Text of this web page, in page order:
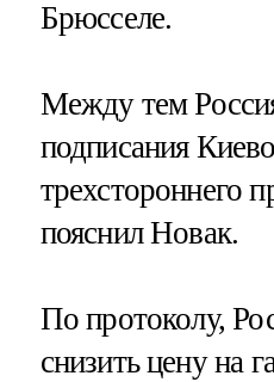
Брюсселе.
Между тем
подписания
трехстороннего
пояснил Новак.
По протоколу,
снизить цену на